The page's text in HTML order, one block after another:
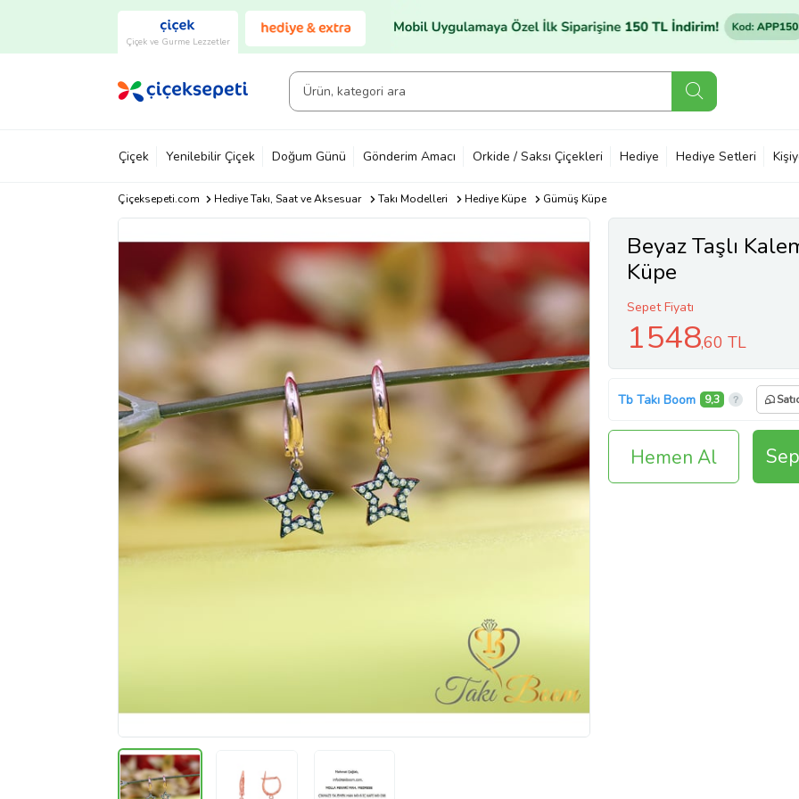
Çiçek ve Gurme Lezzetler
Çiçek Yenilebilir Çiçek Doğum Günü Gönderim Amacı Orkide / Saksı Çiçekleri Hediye Hediye Setleri
Çiçeksepeti.com Hediye Takı, Saat ve Aksesuar Takı Modelleri Hediye Küpe Gümüş Küpe
Beyaz Taşlı
Küpe
Sepet Fiyatı
1548,60 TL
Tb Takı Boom 9,3
Hemen Al